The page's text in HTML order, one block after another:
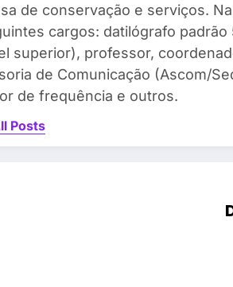
de conservação e serviços.
cargos: datilógrafo
superior), professor,
de Comunicação (Ascom/
de frequência e outros.
Posts